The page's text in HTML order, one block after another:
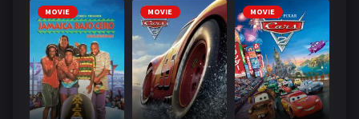
MOVIE MOVIE MOVIE